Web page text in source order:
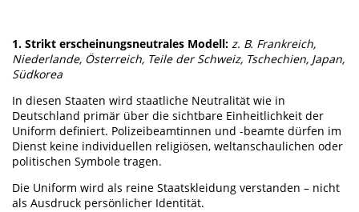
1. Strikt erscheinungsneutrales Modell: z. B. Frankreich,
Niederlande, Österreich, Teile der Schweiz, Tschechien, Japan,
Südkorea
In diesen Staaten wird staatliche Neutralität wie in
Deutschland primär über die sichtbare Einheitlichkeit der
Uniform definiert. Polizeibeamtinnen und -beamte dürfen im
Dienst keine individuellen religiösen, weltanschaulichen oder
politischen Symbole tragen.
Die Uniform wird als reine Staatskleidung verstanden – nicht
als Ausdruck persönlicher Identität.